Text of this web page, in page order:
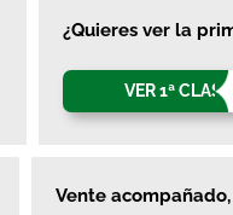
¿Quieres ver la
VER 1ª CLASE
Vente